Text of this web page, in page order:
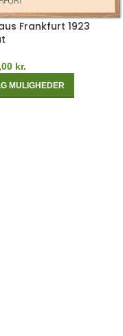
Frankfurt 1923
kr.
MULIGHEDER